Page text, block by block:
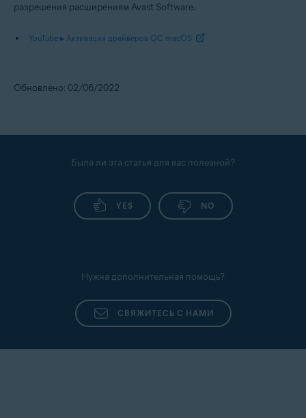
разрешения расширениям Avast Software.
YouTube ▸ Активация драйверов ОС macOS
Обновлено: 02/06/2022
Была ли эта статья для вас полезной?
YES NO
Нужна дополнительная помощь?
СВЯЖИТЕСЬ С НАМИ